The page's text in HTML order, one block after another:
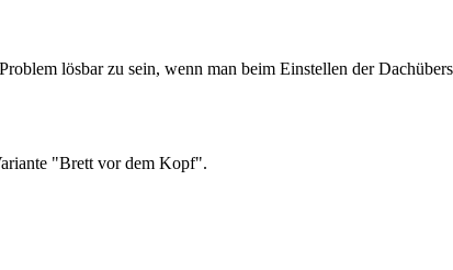
lösbar zu sein, wenn man beim Einstellen der
"Brett vor dem Kopf".